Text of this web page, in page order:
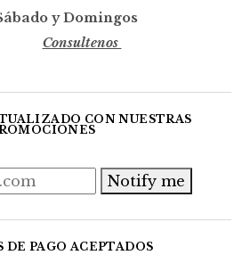
y Domingos
Consultenos
CON NUESTRAS
Notify me
DE PAGO ACEPTADOS